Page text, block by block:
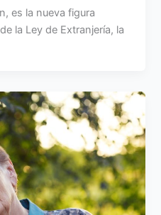
es la nueva figura
la Ley de Extranjería, la